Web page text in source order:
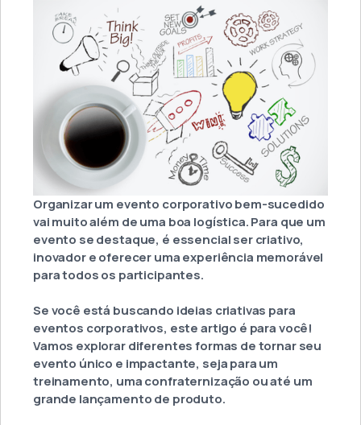
Organizar um evento corporativo bem-sucedido
vai muito além de uma boa logística. Para que um
evento se destaque, é essencial ser criativo,
inovador e oferecer uma experiência memorável
para todos os participantes.
Se você está buscando ideias criativas para
eventos corporativos, este artigo é para você!
Vamos explorar diferentes formas de tornar seu
evento único e impactante, seja para um
treinamento, uma confraternização ou até um
grande lançamento de produto.